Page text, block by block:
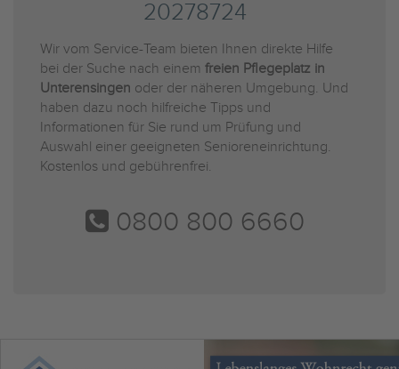
20278724
Wir vom Service-Team bieten Ihnen direkte Hilfe
bei der Suche nach einem freien Pflegeplatz in
Unterensingen oder der näheren Umgebung. Und
haben dazu noch hilfreiche Tipps und
Informationen für Sie rund um Prüfung und
Auswahl einer geeigneten Senioreneinrichtung.
Kostenlos und gebührenfrei.
0800 800 6660